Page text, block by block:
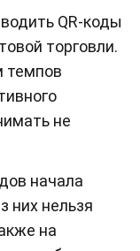
QR-коды
торговли.
темпов
не
начала
них нельзя
на